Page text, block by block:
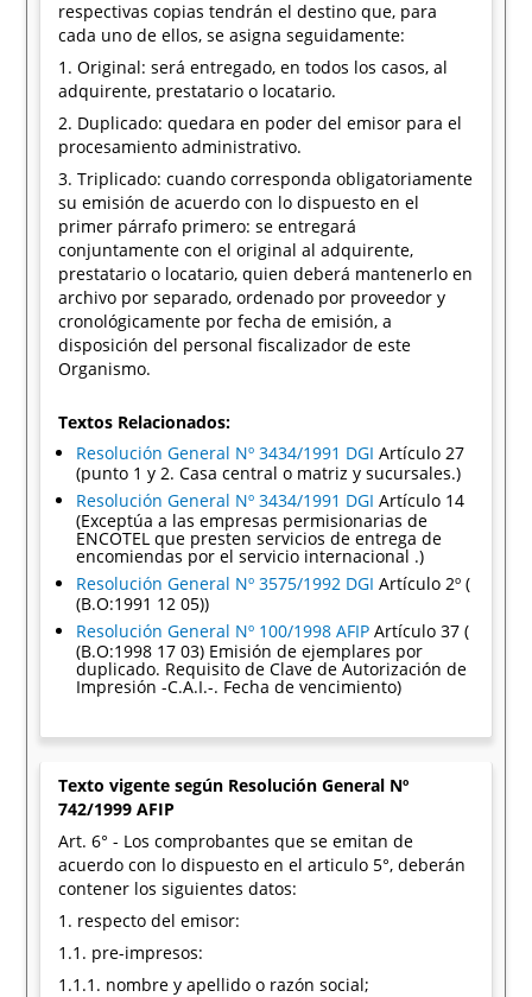
respectivas copias tendrán el destino que, para
cada uno de ellos, se asigna seguidamente:
1. Original: será entregado, en todos los casos, al
adquirente, prestatario o locatario.
2. Duplicado: quedara en poder del emisor para el
procesamiento administrativo.
3. Triplicado: cuando corresponda obligatoriamente
su emisión de acuerdo con lo dispuesto en el
primer párrafo primero: se entregará
conjuntamente con el original al adquirente,
prestatario o locatario, quien deberá mantenerlo en
archivo por separado, ordenado por proveedor y
cronológicamente por fecha de emisión, a
disposición del personal fiscalizador de este
Organismo.
Textos Relacionados:
Resolución General Nº 3434/1991 DGI Artículo 27
(punto 1 y 2. Casa central o matriz y sucursales.)
Resolución General Nº 3434/1991 DGI Artículo 14
(Exceptúa a las empresas permisionarias de
ENCOTEL que presten servicios de entrega de
encomiendas por el servicio internacional .)
Resolución General Nº 3575/1992 DGI Artículo 2º (
(B.O:1991 12 05))
Resolución General Nº 100/1998 AFIP Artículo 37 (
(B.O:1998 17 03) Emisión de ejemplares por
duplicado. Requisito de Clave de Autorización de
Impresión -C.A.I.-. Fecha de vencimiento)
Texto vigente según Resolución General Nº
742/1999 AFIP
Art. 6° - Los comprobantes que se emitan de
acuerdo con lo dispuesto en el articulo 5°, deberán
contener los siguientes datos:
1. respecto del emisor:
1.1. pre-impresos:
1.1.1. nombre y apellido o razón social;